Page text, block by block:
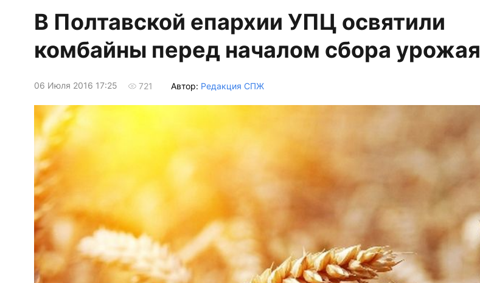
В Полтавской епархии УПЦ освятили
комбайны перед началом сбора урожая
06 Июля 2016 17:25 721 Автор: Редакция СПЖ